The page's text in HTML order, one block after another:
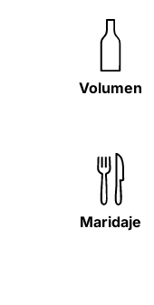
Volumen
Maridaje